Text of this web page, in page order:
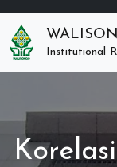
Institutional